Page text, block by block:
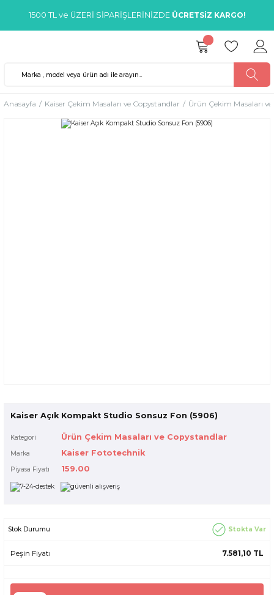
1500 TL ve ÜZERİ SİPARİŞLERİNİZDE ÜCRETSİZ KARGO!
Anasayfa Kaiser Çekim Masaları ve Copystandlar Ürün Çekim Masaları
Kaiser Açık Kompakt Studio Sonsuz Fon (5906)
Kategori Ürün Çekim Masaları ve Copystandlar
Marka Kaiser Fototechnik
Piyasa Fiyatı 159.00
Stok Durumu Stokta Var
Peşin Fiyatı 7.581,10 TL